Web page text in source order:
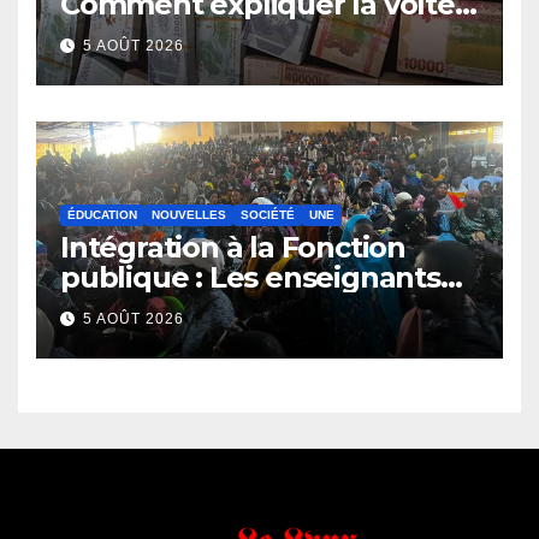
face de la Guinée
5 AOÛT 2026
ÉDUCATION NOUVELLES SOCIÉTÉ UNE
Intégration à la Fonction
publique : Les enseignants
contractuels haussent le ton
et menacent
5 AOÛT 2026